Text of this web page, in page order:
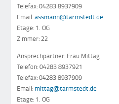
Telefax: 04283 8937909
Email:assmann@tarmstedt.de
Etage: 1. OG
Zimmer: 22
Ansprechpartner: Frau Mittag
Telefon: 04283 8937921
Telefax: 04283 8937909
Email: mittag@tarmstedt.de
Etage: 1. OG